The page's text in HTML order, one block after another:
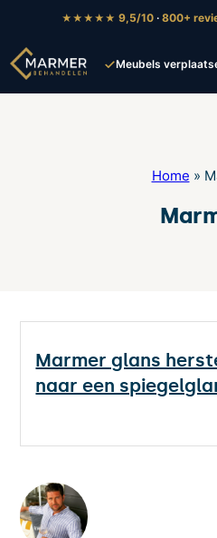
★★★★★ 9,5/10 · 800+
Meubels
Home »
Marmer glans
naar een